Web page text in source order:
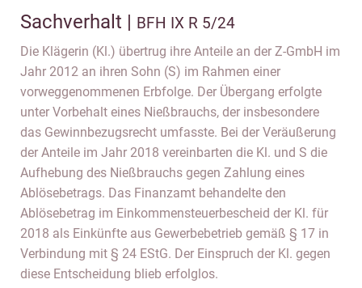
Sachverhalt | BFH IX R 5/24
Die Klägerin (Kl.) übertrug ihre Anteile an der Z-GmbH im
Jahr 2012 an ihren Sohn (S) im Rahmen einer
vorweggenommenen Erbfolge. Der Übergang erfolgte
unter Vorbehalt eines Nießbrauchs, der insbesondere
das Gewinnbezugsrecht umfasste. Bei der Veräußerung
der Anteile im Jahr 2018 vereinbarten die Kl. und S die
Aufhebung des Nießbrauchs gegen Zahlung eines
Ablösebetrags. Das Finanzamt behandelte den
Ablösebetrag im Einkommensteuerbescheid der Kl. für
2018 als Einkünfte aus Gewerbebetrieb gemäß § 17 in
Verbindung mit § 24 EStG. Der Einspruch der Kl. gegen
diese Entscheidung blieb erfolglos.